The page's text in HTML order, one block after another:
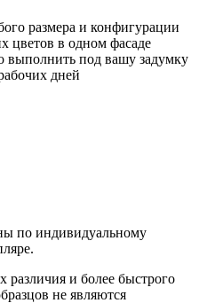
размера и конфигурации
цветов в одном фасаде
выполнить под вашу задумку
дней
по индивидуальному
и более быстрого
не являются